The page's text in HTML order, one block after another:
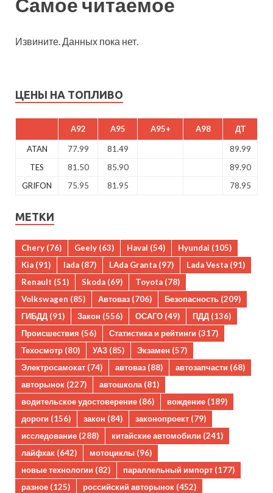
Извините. Данных пока нет.
ЦЕНЫ НА ТОПЛИВО
A92 A95 A95+ A98 ДТ
ATAN 77.99 81.49
89.99
TES
81.50 85.90
89.90
GRIFON
75.95 81.95 78.95
МЕТКИ
Chery (76) Geely (63) Haval (54) Hyundai (105)
Kia (91) lada (87) LAda Granta (97) Lada Vesta (91)
Renault (51) Skoda (69) Toyota (78)
Volkswagen (85) Автоваз (706) Безопасность (209)
ГИБДД (91) Закон (556) ОСАГО (49) ПДД (136)
Происшествия (56) Статистика и рейтинги (317)
Техосмотр (80) УАЗ (85) Экзамен (57)
Электросамокат (74) автоваз (88) автозапчасти (68)
авторынок (227) автошкола(81)
водительское удостоверение (86) вождение (189)
дороги (156) закон (84) законопроект (79)
исследование (288) китайские автомобили (241)
лайфхак (642) мотоциклы (96)
новые технологии (82) параллельный импорт (177)
разное (125) российский авторынок (452)